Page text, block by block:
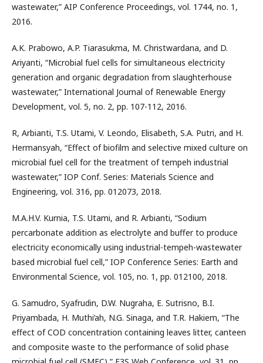
wastewater,” AIP Conference Proceedings, vol. 1744, no. 1,
2016.
A.K. Prabowo, A.P. Tiarasukma, M. Christwardana, and D.
Ariyanti, “Microbial fuel cells for simultaneous electricity
generation and organic degradation from slaughterhouse
wastewater,” International Journal of Renewable Energy
Development, vol. 5, no. 2, pp. 107-112, 2016.
R, Arbianti, T.S. Utami, V. Leondo, Elisabeth, S.A. Putri, and H.
Hermansyah, “Effect of biofilm and selective mixed culture on
microbial fuel cell for the treatment of tempeh industrial
wastewater,” IOP Conf. Series: Materials Science and
Engineering, vol. 316, pp. 012073, 2018.
M.A.H.V. Kurnia, T.S. Utami, and R. Arbianti, “Sodium
percarbonate addition as electrolyte and buffer to produce
electricity economically using industrial-tempeh-wastewater
based microbial fuel cell,” IOP Conference Series: Earth and
Environmental Science, vol. 105, no. 1, pp. 012100, 2018.
G. Samudro, Syafrudin, D.W. Nugraha, E. Sutrisno, B.I.
Priyambada, H. Muthi’ah, N.G. Sinaga, and T.R. Hakiem, “The
effect of COD concentration containing leaves litter, canteen
and composite waste to the performance of solid phase